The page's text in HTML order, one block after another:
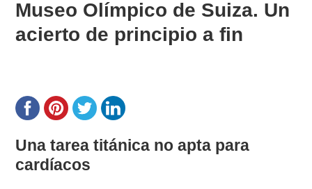
Museo Olímpico de Suiza. Un
acierto de principio a fin
Una tarea titánica no apta para
cardíacos